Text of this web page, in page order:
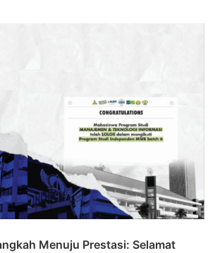
Menuju Prestasi: Selamat